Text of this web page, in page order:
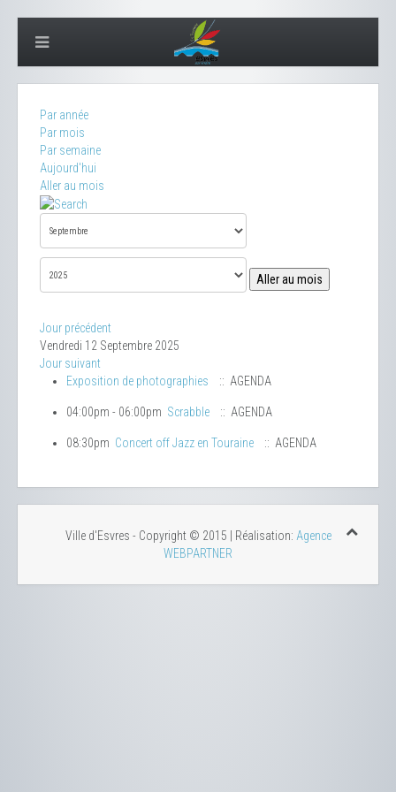
Par année
Par mois
Par semaine
Aujourd'hui
Aller au mois
Aller au mois
Jour précédent
Vendredi 12 Septembre 2025
Jour suivant
Exposition de photographies
:: AGENDA
04:00pm - 06:00pm Scrabble :: AGENDA
08:30pm Concert off Jazz en Touraine :: AGENDA
Ville d'Esvres - Copyright © 2015 | Réalisation: Agence
WEBPARTNER